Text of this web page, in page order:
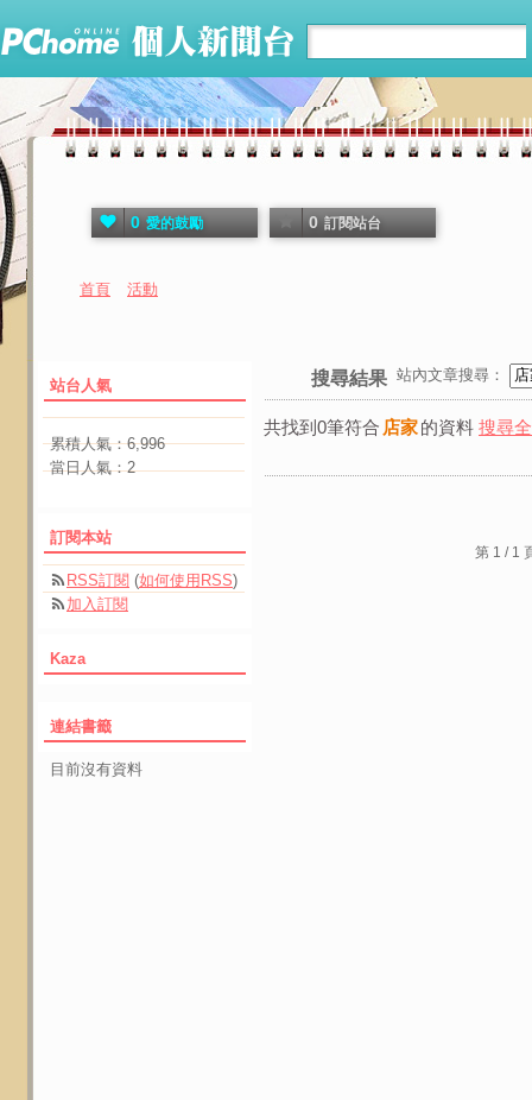
0 愛的鼓勵 0 訂閱站台
首頁 活動
搜尋結果 站內文章搜尋：
共找到0筆符合 店家的資料 搜尋
第 1 /
站台人氣
累積人氣：6,996
當日人氣：2
訂閱本站
RSS訂閱 (如何使用RSS)
加入訂閱
Kaza
連結書籤
目前沒有資料